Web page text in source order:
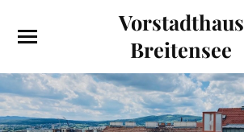
Vorstadthaus
Breitensee